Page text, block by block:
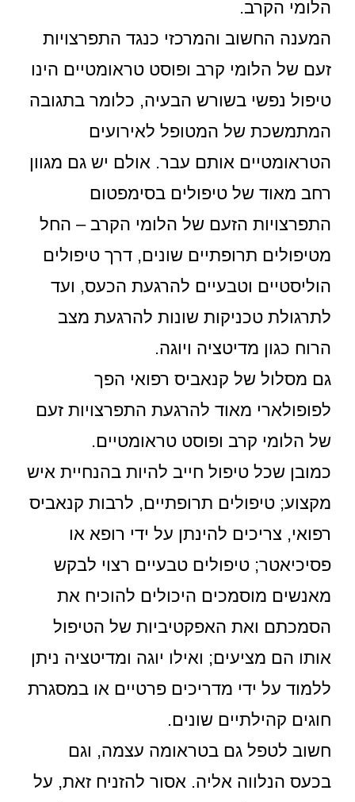
הלומי הקרב.
המענה החשוב והמרכזי כנגד התפרצויות
זעם של הלומי קרב ופוסט טראומטיים הינו
טיפול נפשי בשורש הבעיה, כלומר בתגובה
המתמשכת של המטופל לאירועים
הטראומטיים אותם עבר. אולם יש גם מגוון
רחב מאוד של טיפולים בסימפטום
התפרצויות הזעם של הלומי הקרב – החל
מטיפולים תרופתיים שונים, דרך טיפולים
הוליסטיים וטבעיים להרגעת הכעס, ועד
לתרגולת טכניקות שונות להרגעת מצב
הרוח כגון מדיטציה ויוגה.
גם מסלול של קנאביס רפואי הפך
לפופולארי מאוד להרגעת התפרצויות זעם
של הלומי קרב ופוסט טראומטיים.
כמובן שכל טיפול חייב להיות בהנחיית איש
מקצוע; טיפולים תרופתיים, לרבות קנאביס
רפואי, צריכים להינתן על ידי רופא או
פסיכיאטר; טיפולים טבעיים רצוי לבקש
מאנשים מוסמכים היכולים להוכיח את
הסמכתם ואת האפקטיביות של הטיפול
אותו הם מציעים; ואילו יוגה ומדיטציה ניתן
ללמוד על ידי מדריכים פרטיים או במסגרת
חוגים קהילתיים שונים.
חשוב לטפל גם בטראומה עצמה, וגם
בכעס הנלווה אליה. אסור להזניח זאת, על